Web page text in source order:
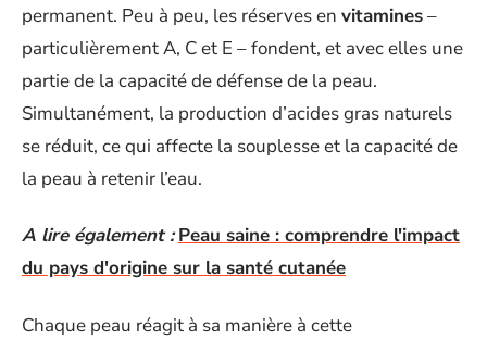
permanent. Peu à peu, les réserves en vitamines–
particulièrement A, C et E – fondent, et avec elles une
partie de la capacité de défense de la peau.
Simultanément, la production d’acides gras naturels
se réduit, ce qui affecte la souplesse et la capacité de
la peau à retenir l’eau.
A lire également : Peau saine : comprendre l'impact
du pays d'origine sur la santé cutanée
Chaque peau réagit à sa manière à cette